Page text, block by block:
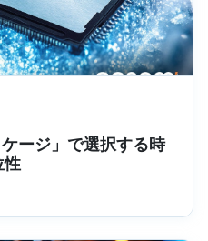
ージ」で選択する時
性